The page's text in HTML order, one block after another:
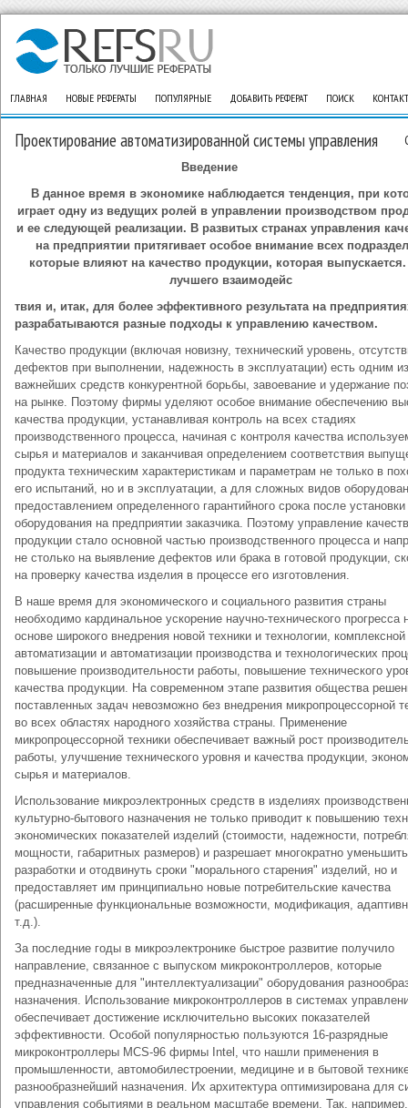
ГЛАВНАЯ НОВЫЕ РЕФЕРАТЫ ПОПУЛЯРНЫЕ ДОБАВИТЬ РЕФЕРАТ ПОИСК
Проектирование автоматизированной системы управления
Введение
В данное время в экономике наблюдается тенденция, при
играет одну из ведущих ролей в управлении производством
и ее следующей реализации. В развитых странах управления
на предприятии притягивает особое внимание всех
которые влияют на качество продукции, которая
лучшего взаимодейс
твия и, итак, для более эффективного результата на
разрабатываются разные подходы к управлению качеством.
Качество продукции (включая новизну, технический уровень,
дефектов при выполнении, надежность в эксплуатации) есть одним из
важнейших средств конкурентной борьбы, завоевание и удержание
на рынке. Поэтому фирмы уделяют особое внимание обеспечению
качества продукции, устанавливая контроль на всех стадиях
производственного процесса, начиная с контроля качества
сырья и материалов и заканчивая определением соответствия
продукта техническим характеристикам и параметрам не только в
его испытаний, но и в эксплуатации, а для сложных видов
предоставлением определенного гарантийного срока после установки
оборудования на предприятии заказчика. Поэтому управление
продукции стало основной частью производственного процесса и
не столько на выявление дефектов или брака в готовой продукции,
на проверку качества изделия в процессе его изготовления.
В наше время для экономического и социального развития страны
необходимо кардинальное ускорение научно-технического прогресса
основе широкого внедрения новой техники и технологии, комплексной
автоматизации и автоматизации производства и технологических
повышение производительности работы, повышение технического
качества продукции. На современном этапе развития общества
поставленных задач невозможно без внедрения микропроцессорной
во всех областях народного хозяйства страны. Применение
микропроцессорной техники обеспечивает важный рост
работы, улучшение технического уровня и качества продукции,
сырья и материалов.
Использование микроэлектронных средств в изделиях
культурно-бытового назначения не только приводит к повышению
экономических показателей изделий (стоимости, надежности,
мощности, габаритных размеров) и разрешает многократно
разработки и отодвинуть сроки "морального старения" изделий, но и
предоставляет им принципиально новые потребительские качества
(расширенные функциональные возможности, модификация,
т.д.).
За последние годы в микроэлектронике быстрое развитие получило
направление, связанное с выпуском микроконтроллеров, которые
предназначенные для "интеллектуализации" оборудования
назначения. Использование микроконтроллеров в системах
обеспечивает достижение исключительно высоких показателей
эффективности. Особой популярностью пользуются 16-разрядные
микроконтроллеры MCS-96 фирмы Intel, что нашли применения в
промышленности, автомобилестроении, медицине и в бытовой
разнообразнейший назначения. Их архитектура оптимизирована для
управления событиями в реальном масштабе времени. Так, например,